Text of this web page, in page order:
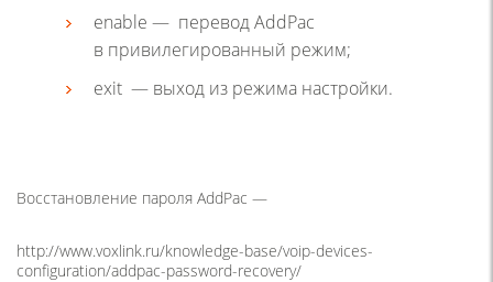
enable — перевод AddPac
в привилегированный режим;
exit — выход из режима настройки.
Восстановление пароля AddPac —
http://www.voxlink.ru/knowledge-base/voip-devices-
configuration/addpac-password-recovery/